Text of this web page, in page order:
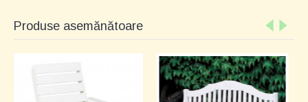
Produse asemănătoare